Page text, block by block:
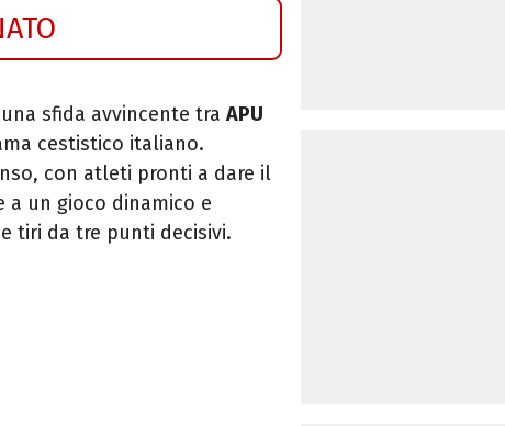
sfida avvincente tra APU
cestistico italiano.
con atleti pronti a dare il
un gioco dinamico e
tiri da tre punti decisivi.